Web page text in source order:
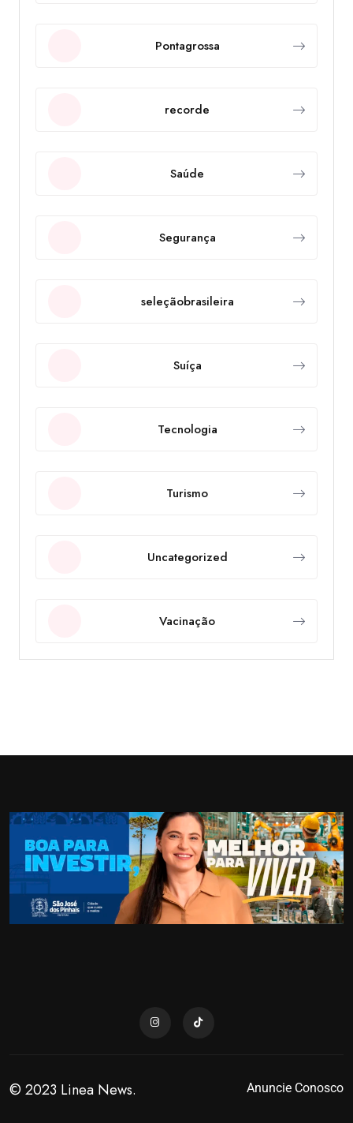
Pontagrossa
recorde
Saúde
Segurança
seleçãobrasileira
Suíça
Tecnologia
Turismo
Uncategorized
Vacinação
© 2023 Linea News. Anuncie Conosco